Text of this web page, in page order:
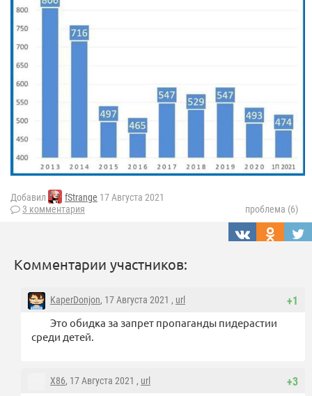
Добавил fStrange 17 Августа 2021
3 комментария
проблема (6)
Комментарии участников:
+1
KaperDonjon, 17 Августа 2021 , url
Это обидка за запрет пропаганды пидерастии
среди детей.
+3
X86, 17 Августа 2021 , url